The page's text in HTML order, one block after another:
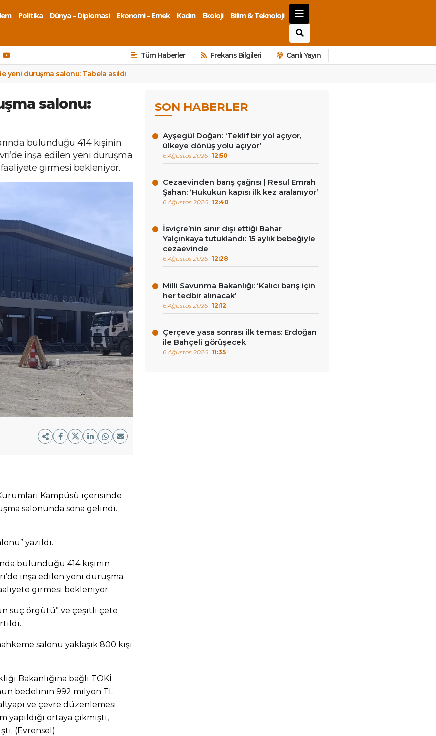
Politika Dünya – Diplomasi Ekonomi – Emek Kadın Ekoloji
Bilim & Teknoloji
Tüm Haberler Frekans Bilgileri Canlı Yayın
yeni duruşma salonu: Tabela asıldı
salonu:
bulunduğu 414 kişinin
inşa edilen yeni duruşma
girmesi bekleniyor.
Kampüsü içerisinde
salonunda sona gelindi.
yazıldı.
bulunduğu 414 kişinin
inşa edilen yeni duruşma
girmesi bekleniyor.
suç örgütü” ve çeşitli çete
salonu yaklaşık 800 kişi
Bakanlığına bağlı TOKİ
bedelinin 992 milyon TL
ve çevre düzenlemesi
ortaya çıkmıştı,
(Evrensel)
SON HABERLER
Ayşegül Doğan: ‘Teklif bir yol açıyor,
ülkeye dönüş yolu açıyor’
6 Ağustos 2026 12:50
Cezaevinden barış çağrısı | Resul Emrah
Şahan: ‘Hukukun kapısı ilk kez aralanıyor’
6 Ağustos 2026 12:40
İsviçre’nin sınır dışı ettiği Bahar
Yalçınkaya tutuklandı: 15 aylık bebeğiyle
cezaevinde
6 Ağustos 2026 12:28
Milli Savunma Bakanlığı: ‘Kalıcı barış için
her tedbir alınacak’
6 Ağustos 2026 12:12
Çerçeve yasa sonrası ilk temas: Erdoğan
ile Bahçeli görüşecek
6 Ağustos 2026 11:35